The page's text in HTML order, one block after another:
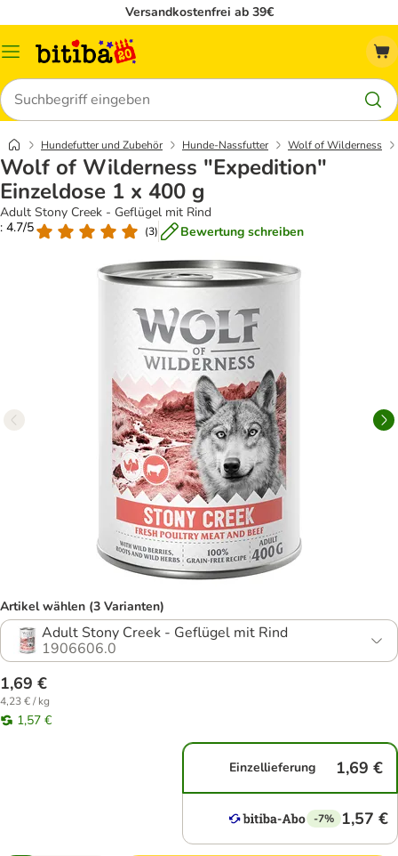
Versandkostenfrei ab 39€
Menü
Suchen
Hundefutter und Zubehör Hunde-Nassfutter Wolf of Wilderness
Wolf of Wilderness "Expedition"
Einzeldose 1 x 400 g
Adult Stony Creek - Geflügel mit Rind
: 4.7/5
(3) Bewertung schreiben
Artikel wählen (3 Varianten)
Adult Stony Creek - Geflügel mit Rind
1906606.0
1,69 €
4,23 € / kg
1,57 €
Einzellieferung 1,69 €
-7% 1,57 €